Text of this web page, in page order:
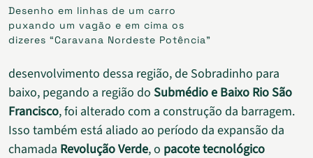
Desenho em linhas de um carro
puxando um vagão e em cima os
dizeres “Caravana Nordeste Potência”
desenvolvimento dessa região, de Sobradinho para
baixo, pegando a região do Submédio e Baixo Rio São
Francisco, foi alterado com a construção da barragem.
Isso também está aliado ao período da expansão da
chamada Revolução Verde, o pacote tecnológico